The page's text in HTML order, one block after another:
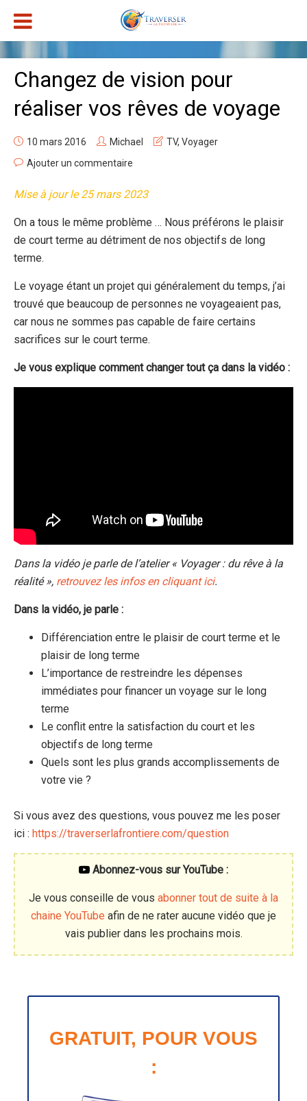
Changez de vision pour
réaliser vos rêves de voyage
10 mars 2016 Michael TV, Voyager
Ajouter un commentaire
Mise à jour le 25 mars 2023
On a tous le même problème … Nous préférons le plaisir
de court terme au détriment de nos objectifs de long
terme.
Le voyage étant un projet qui généralement du temps, j’ai
trouvé que beaucoup de personnes ne voyageaient pas,
car nous ne sommes pas capable de faire certains
sacrifices sur le court terme.
Je vous explique comment changer tout ça dans la vidéo :
Dans la vidéo je parle de l’atelier « Voyager : du rêve à la
réalité », retrouvez les infos en cliquant ici.
Dans la vidéo, je parle :
Différenciation entre le plaisir de court terme et le
plaisir de long terme
L’importance de restreindre les dépenses
immédiates pour financer un voyage sur le long
terme
Le conflit entre la satisfaction du court et les
objectifs de long terme
Quels sont les plus grands accomplissements de
votre vie ?
Si vous avez des questions, vous pouvez me les poser
ici : https://traverserlafrontiere.com/question
Abonnez-vous sur YouTube :
Je vous conseille de vous abonner tout de suite à la
chaine YouTube afin de ne rater aucune vidéo que je
vais publier dans les prochains mois.